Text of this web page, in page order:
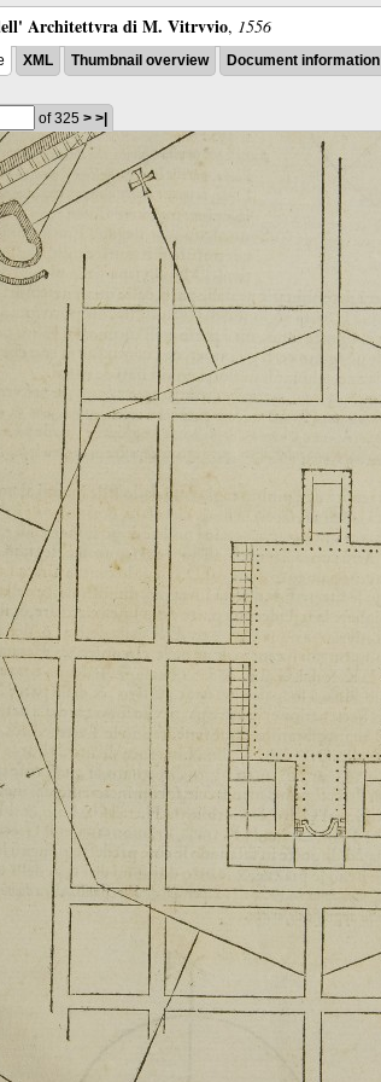
Architettvra di M. Vitrvvio, 1556
XML Thumbnail overview Document information
of 325 > >|